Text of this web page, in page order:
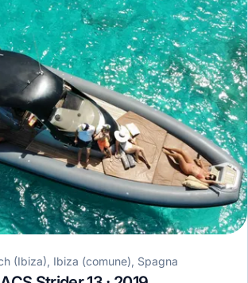
(Ibiza), Ibiza (comune), Spagna